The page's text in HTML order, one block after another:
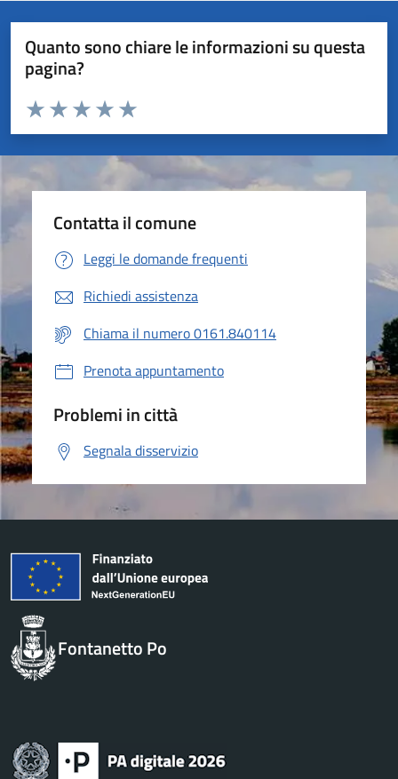
Quanto sono chiare le informazioni su questa
pagina?
Valuta da 1 a 5 stelle la pagina
Valuta 5 stelle su 5
Valuta 4 stelle su 5
Valuta 3 stelle su 5
Valuta 2 stelle su 5
Valuta 1 stelle su 5
Contatta il comune
Leggi le domande frequenti
Richiedi assistenza
Chiama il numero 0161.840114
Prenota appuntamento
Problemi in città
Segnala disservizio
Fontanetto Po